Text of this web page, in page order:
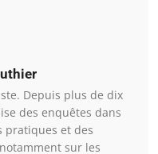
Depuis plus de dix
des enquêtes dans
pratiques et des
sur les